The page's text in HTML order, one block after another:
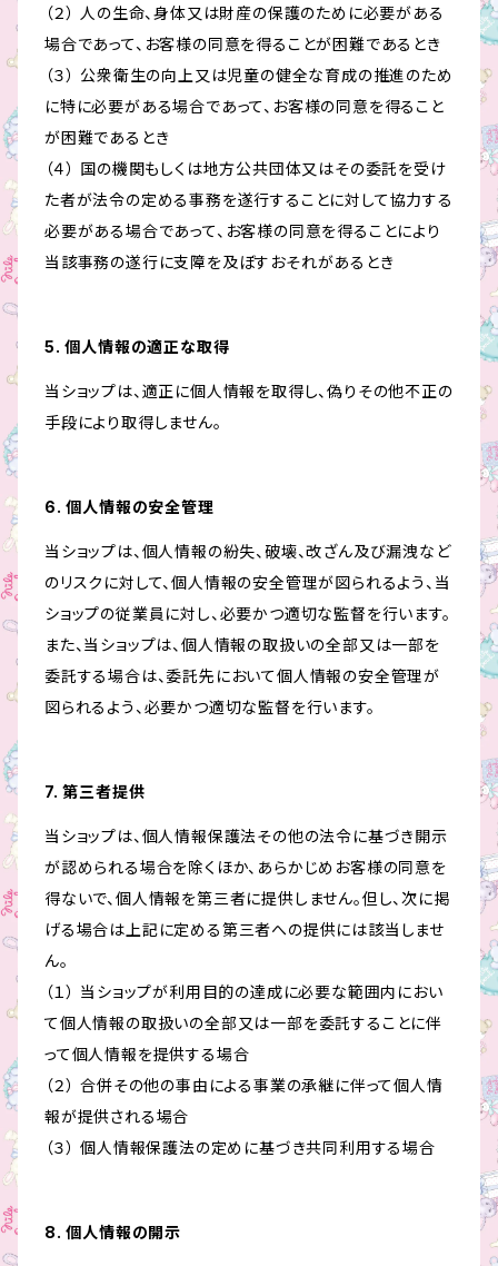
（２） 人の生命、身体又は財産の保護のために必要がある
場合であって、お客様の同意を得ることが困難であるとき
（３） 公衆衛生の向上又は児童の健全な育成の推進のため
に特に必要がある場合であって、お客様の同意を得ること
が困難であるとき
（４） 国の機関もしくは地方公共団体又はその委託を受け
た者が法令の定める事務を遂行することに対して協力する
必要がある場合であって、お客様の同意を得ることにより
当該事務の遂行に支障を及ぼすおそれがあるとき
5. 個人情報の適正な取得
当ショップは、適正に個人情報を取得し、偽りその他不正の
手段により取得しません。
6. 個人情報の安全管理
当ショップは、個人情報の紛失、破壊、改ざん及び漏洩など
のリスクに対して、個人情報の安全管理が図られるよう、当
ショップの従業員に対し、必要かつ適切な監督を行います。
また、当ショップは、個人情報の取扱いの全部又は一部を
委託する場合は、委託先において個人情報の安全管理が
図られるよう、必要かつ適切な監督を行います。
7. 第三者提供
当ショップは、個人情報保護法その他の法令に基づき開示
が認められる場合を除くほか、あらかじめお客様の同意を
得ないで、個人情報を第三者に提供しません。但し、次に掲
げる場合は上記に定める第三者への提供には該当しませ
ん。
（１） 当ショップが利用目的の達成に必要な範囲内におい
て個人情報の取扱いの全部又は一部を委託することに伴
って個人情報を提供する場合
（２） 合併その他の事由による事業の承継に伴って個人情
報が提供される場合
（３） 個人情報保護法の定めに基づき共同利用する場合
8. 個人情報の開示